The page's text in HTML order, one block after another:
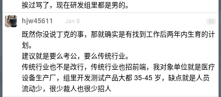
挨过骂了，现在研发组里都是男的。
53
hjw45611 Jan 8
既然你没说丁克的事，那就确实是有找到工作后两年内生育的计
划。
建议就是要么考公，要么传统行业。
传统行业也不是改行，传统行业也招前端，我对象单位就是医疗
设备生产厂，组里开发测试产品大都 35-45 岁，缺点就是人员
流动少，很少裁人也很少招人